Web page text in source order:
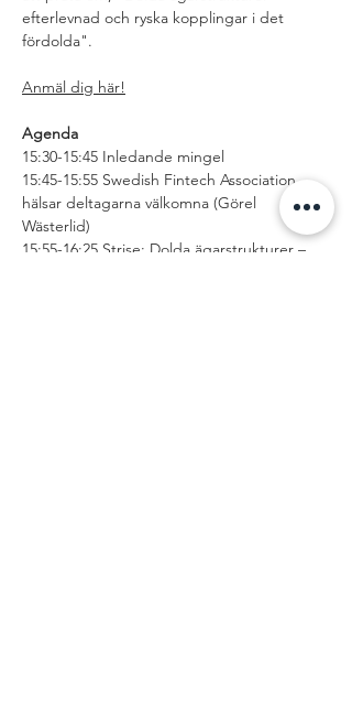
efterlevnad och ryska kopplingar i det
fördolda".
Anmäl dig här!
Agenda
15:30-15:45 Inledande mingel
15:45-15:55 Swedish Fintech Association
hälsar deltagarna välkomna (Görel
Wästerlid)
15:55-16:25 Strise: Dolda ägarstrukturer –